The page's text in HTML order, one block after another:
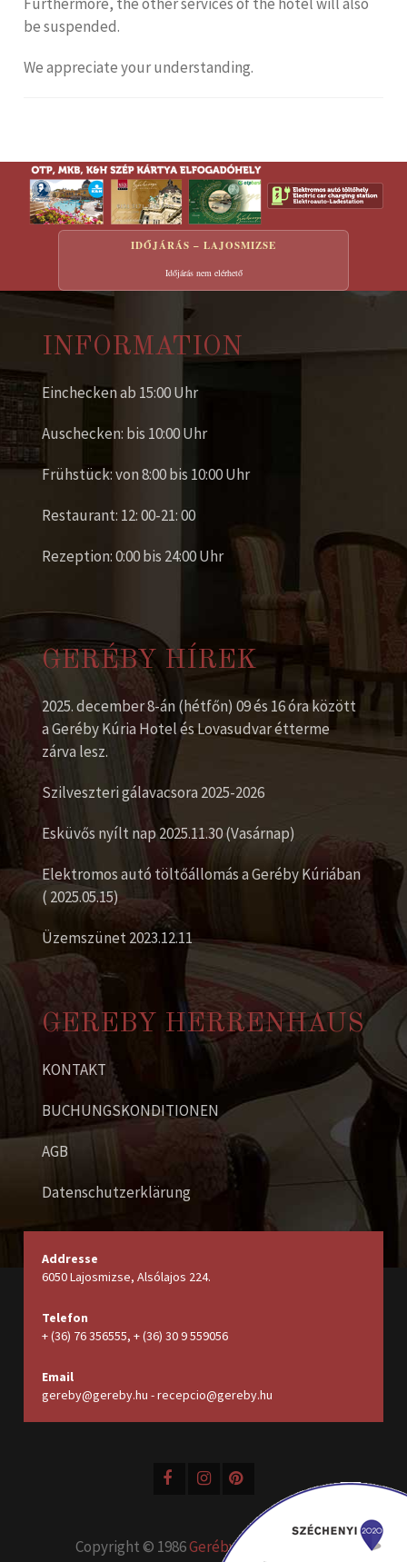
be suspended.
We appreciate your understanding.
IDŐJÁRÁS – LAJOSMIZSE
Időjárás nem elérhető
INFORMATION
Einchecken ab 15:00 Uhr
Auschecken: bis 10:00 Uhr
Frühstück: von 8:00 bis 10:00 Uhr
Restaurant: 12: 00-21: 00
Rezeption: 0:00 bis 24:00 Uhr
GERÉBY HÍREK
2025. december 8-án (hétfőn) 09 és 16 óra között
a Geréby Kúria Hotel és Lovasudvar étterme
zárva lesz.
Szilveszteri gálavacsora 2025-2026
Esküvős nyílt nap 2025.11.30 (Vasárnap)
Elektromos autó töltőállomás a Geréby Kúriában
( 2025.05.15)
Üzemszünet 2023.12.11
GEREBY HERRENHAUS
KONTAKT
BUCHUNGSKONDITIONEN
AGB
Datenschutzerklärung
Addresse
6050 Lajosmizse, Alsólajos 224.
Telefon
+ (36) 76 356555, + (36) 30 9 559056
Email
gereby@gereby.hu - recepcio@gereby.hu
Copyright © 1986Geréby Kúria Hotel és